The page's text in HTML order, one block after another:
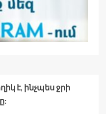
է, ինչպես ջրի